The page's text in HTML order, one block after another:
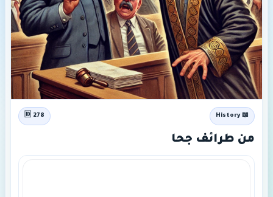
📖 History
🆔 278
من طرائف جحا